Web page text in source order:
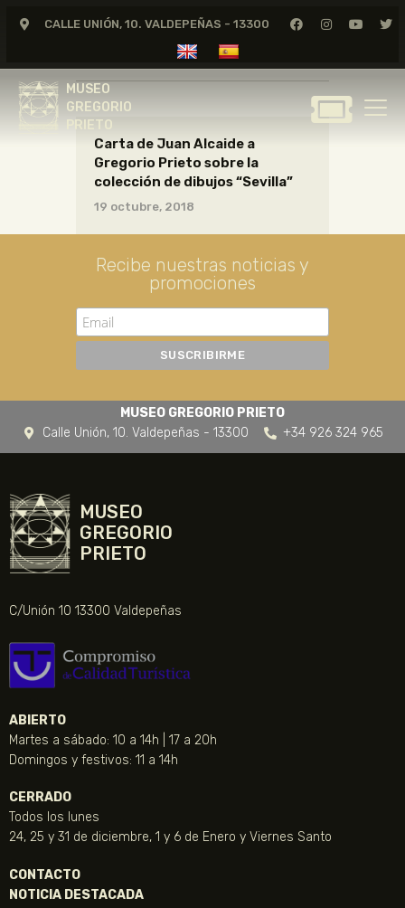
CALLE UNIÓN, 10. VALDEPEÑAS - 13300
MUSEO
GREGORIO
PRIETO
MUSEO
GREGORIO
GREGORIO PRIETO
MUSEO
ARCHIVO
CERTAMEN DE DIBUJO
FUNDACIÓN
NOTICIAS
Carta de Juan Alcaide a
Gregorio Prieto sobre la
colección de dibujos “Sevilla”
19 octubre, 2018
Recibe nuestras noticias y
promociones
MUSEO GREGORIO PRIETO
Calle Unión, 10. Valdepeñas - 13300
+34 926 324 965
MUSEO
GREGORIO
PRIETO
C/Unión 10 13300 Valdepeñas
ABIERTO
Martes a sábado: 10 a 14h | 17 a 20h
Domingos y festivos: 11 a 14h
CERRADO
Todos los lunes
24, 25 y 31 de diciembre, 1 y 6 de Enero y Viernes Santo
CONTACTO
NOTICIA DESTACADA